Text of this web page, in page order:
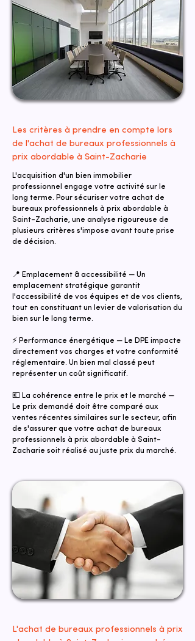
Les critères à prendre en compte lors
de l'achat de bureaux professionnels à
prix abordable à Saint-Zacharie
L'acquisition d'un bien immobilier
professionnel engage votre activité sur le
long terme. Pour sécuriser votre achat de
bureaux professionnels à prix abordable à
Saint-Zacharie, une analyse rigoureuse de
plusieurs critères s'impose avant toute prise
de décision.
📍 Emplacement & accessibilité — Un
emplacement stratégique garantit
l'accessibilité de vos équipes et de vos clients,
tout en constituant un levier de valorisation du
bien sur le long terme.
⚡ Performance énergétique — Le DPE impacte
directement vos charges et votre conformité
réglementaire. Un bien mal classé peut
représenter un coût significatif.
💶 La cohérence entre le prix et le marché —
Le prix demandé doit être comparé aux
ventes récentes similaires sur le secteur, afin
de s'assurer que votre achat de bureaux
professionnels à prix abordable à Saint-
Zacharie soit réalisé au juste prix du marché.
L'achat de bureaux professionnels à prix